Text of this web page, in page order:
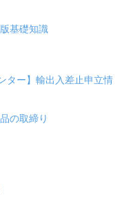
基礎知識
ター】輸出入差止申立情
の取締り